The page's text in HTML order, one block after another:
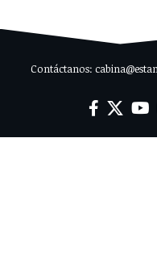
Contáctanos: